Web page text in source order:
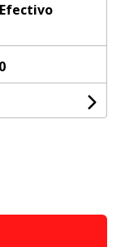
Efectivo